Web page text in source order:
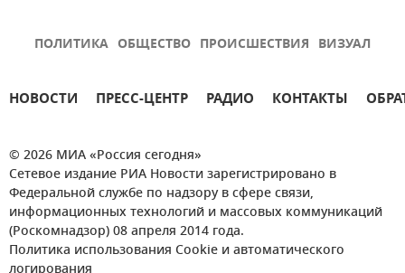
ПОЛИТИКА ОБЩЕСТВО ПРОИСШЕСТВИЯ ВИЗУАЛ
НОВОСТИ ПРЕСС-ЦЕНТР РАДИО КОНТАКТЫ
© 2026 МИА «Россия сегодня»
Сетевое издание РИА Новости зарегистрировано в
Федеральной службе по надзору в сфере связи,
информационных технологий и массовых коммуникаций
(Роскомнадзор) 08 апреля 2014 года.
Политика использования Cookie и автоматического